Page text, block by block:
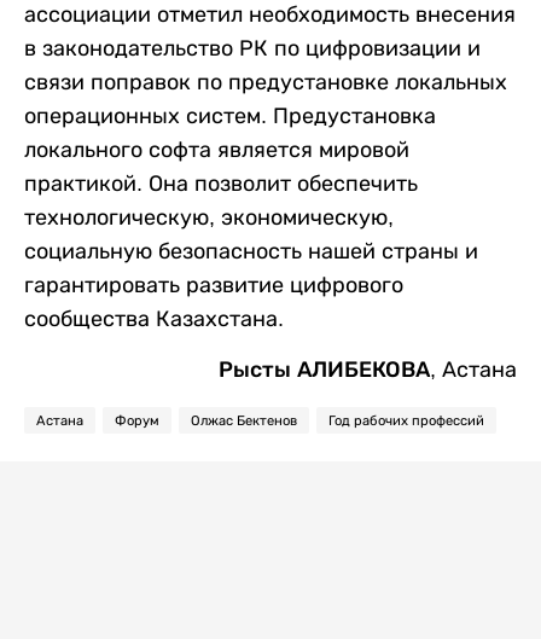
ассоциации отметил необходимость внесения
в законодательство РК по цифровизации и
связи поправок по предустановке локальных
операционных систем. Предустановка
локального софта является мировой
практикой. Она позволит обеспечить
технологическую, экономическую,
социальную безопасность нашей страны и
гарантировать развитие цифрового
сообщества Казахстана.
Рысты АЛИБЕКОВА, Астана
Астана Форум Олжас Бектенов Год рабочих профессий